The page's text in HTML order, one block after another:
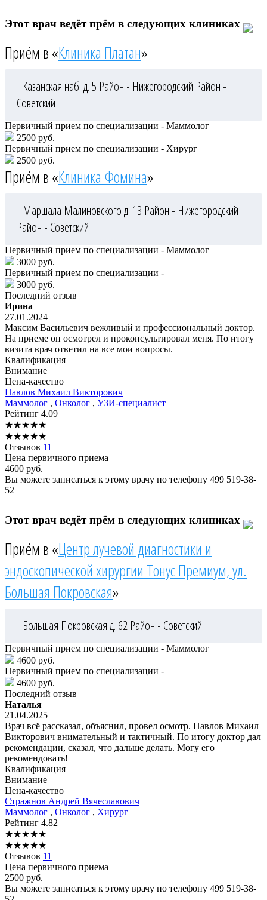
Этот врач ведёт прём в следующих клиниках
Приём в «Клиника Платан»
Казанская наб. д. 5 Район - Нижегородский Район -
Советский
Первичный прием по специализации - Маммолог
2500 руб.
Первичный прием по специализации - Хирург
2500 руб.
Приём в «Клиника Фомина»
Маршала Малиновского д. 13 Район - Нижегородский
Район - Советский
Первичный прием по специализации - Маммолог
3000 руб.
Первичный прием по специализации -
3000 руб.
Последний отзыв
Ирина
27.01.2024
Максим Васильевич вежливый и профессиональный доктор.
На приеме он осмотрел и проконсультировал меня. По итогу
визита врач ответил на все мои вопросы.
Квалификация
Внимание
Цена-качество
Павлов Михаил Викторович
Маммолог , Онколог , УЗИ-специалист
Рейтинг 4.09
★★★★★
★★★★★
Отзывов 11
Цена первичного приема
4600 руб.
Вы можете записаться к этому врачу по телефону 499 519-38-
52
Этот врач ведёт прём в следующих клиниках
Приём в «Центр лучевой диагностики и
эндоскопической хирургии Тонус Премиум, ул.
Большая Покровская»
Большая Покровская д. 62 Район - Советский
Первичный прием по специализации - Маммолог
4600 руб.
Первичный прием по специализации -
4600 руб.
Последний отзыв
Наталья
21.04.2025
Врач всё рассказал, объяснил, провел осмотр. Павлов Михаил
Викторович внимательный и тактичный. По итогу доктор дал
рекомендации, сказал, что дальше делать. Могу его
рекомендовать!
Квалификация
Внимание
Цена-качество
Стражнов Андрей Вячеславович
Маммолог , Онколог , Хирург
Рейтинг 4.82
★★★★★
★★★★★
Отзывов 11
Цена первичного приема
2500 руб.
Вы можете записаться к этому врачу по телефону 499 519-38-